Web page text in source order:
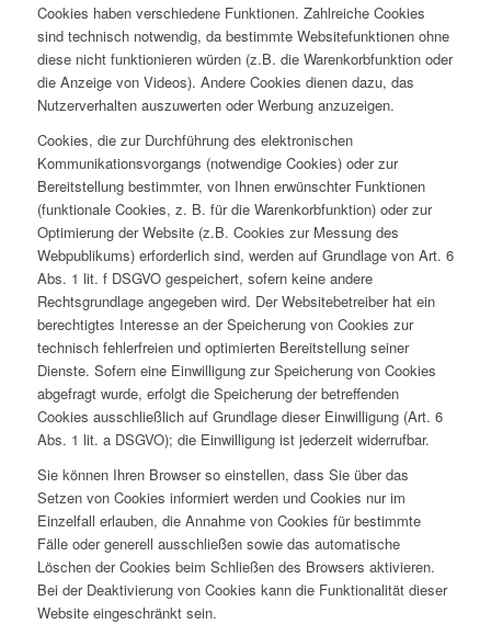
Cookies haben verschiedene Funktionen. Zahlreiche Cookies
sind technisch notwendig, da bestimmte Websitefunktionen ohne
diese nicht funktionieren würden (z.B. die Warenkorbfunktion oder
die Anzeige von Videos). Andere Cookies dienen dazu, das
Nutzerverhalten auszuwerten oder Werbung anzuzeigen.
Cookies, die zur Durchführung des elektronischen
Kommunikationsvorgangs (notwendige Cookies) oder zur
Bereitstellung bestimmter, von Ihnen erwünschter Funktionen
(funktionale Cookies, z. B. für die Warenkorbfunktion) oder zur
Optimierung der Website (z.B. Cookies zur Messung des
Webpublikums) erforderlich sind, werden auf Grundlage von Art. 6
Abs. 1 lit. f DSGVO gespeichert, sofern keine andere
Rechtsgrundlage angegeben wird. Der Websitebetreiber hat ein
berechtigtes Interesse an der Speicherung von Cookies zur
technisch fehlerfreien und optimierten Bereitstellung seiner
Dienste. Sofern eine Einwilligung zur Speicherung von Cookies
abgefragt wurde, erfolgt die Speicherung der betreffenden
Cookies ausschließlich auf Grundlage dieser Einwilligung (Art. 6
Abs. 1 lit. a DSGVO); die Einwilligung ist jederzeit widerrufbar.
Sie können Ihren Browser so einstellen, dass Sie über das
Setzen von Cookies informiert werden und Cookies nur im
Einzelfall erlauben, die Annahme von Cookies für bestimmte
Fälle oder generell ausschließen sowie das automatische
Löschen der Cookies beim Schließen des Browsers aktivieren.
Bei der Deaktivierung von Cookies kann die Funktionalität dieser
Website eingeschränkt sein.